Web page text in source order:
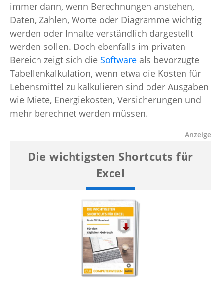
immer dann, wenn Berechnungen anstehen,
Daten, Zahlen, Worte oder Diagramme wichtig
werden oder Inhalte verständlich dargestellt
werden sollen. Doch ebenfalls im privaten
Bereich zeigt sich die Software als bevorzugte
Tabellenkalkulation, wenn etwa die Kosten für
Lebensmittel zu kalkulieren sind oder Ausgaben
wie Miete, Energiekosten, Versicherungen und
mehr berechnet werden müssen.